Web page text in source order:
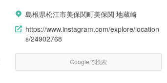
島根県松江市美保関町美保関 地蔵崎
https://www.instagram.com/explore/location
s/24902768
Googleで検索